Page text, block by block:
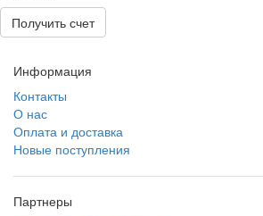
Получить счет
Информация
Контакты
О нас
Оплата и доставка
Новые поступления
Партнеры